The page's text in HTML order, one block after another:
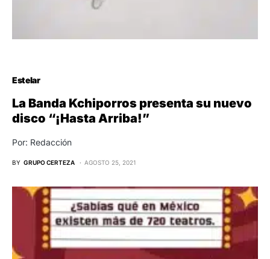
Estelar
La Banda Kchiporros presenta su nuevo
disco “¡Hasta Arriba!”
Por: Redacción
BY GRUPO CERTEZA AGOSTO 25, 2021